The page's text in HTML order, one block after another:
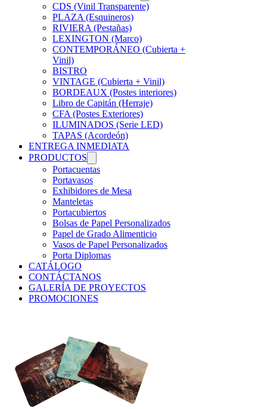
CDS (Vinil Transparente)
PLAZA (Esquineros)
RIVIERA (Pestañas)
LEXINGTON (Marco)
CONTEMPORÁNEO (Cubierta +
Vinil)
BISTRO
VINTAGE (Cubierta + Vinil)
BORDEAUX (Postes interiores)
Libro de Capitán (Herraje)
CFA (Postes Exteriores)
ILUMINADOS (Serie LED)
TAPAS (Acordeón)
ENTREGA INMEDIATA
PRODUCTOS
Portacuentas
Portavasos
Exhibidores de Mesa
Manteletas
Portacubiertos
Bolsas de Papel Personalizados
Papel de Grado Alimenticio
Vasos de Papel Personalizados
Porta Diplomas
CATÁLOGO
CONTÁCTANOS
GALERÍA DE PROYECTOS
PROMOCIONES